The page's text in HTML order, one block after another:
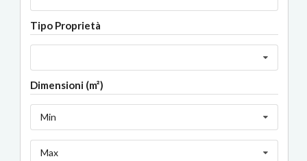
Tipo Proprietà
Dimensioni (m²)
Min
Max